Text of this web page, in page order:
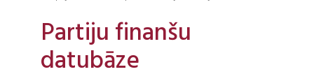
Partiju finanšu
datubāze